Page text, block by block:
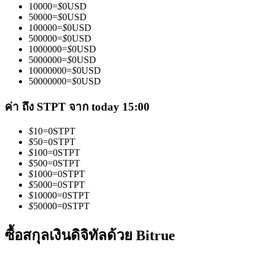
ข้อมูล
การวิเคราะห์ข้อมูลขนาดใหญ่ รวมถึงข้อมูลการค้า ฯลฯ
10000=$0USD
50000=$0USD
100000=$0USD
500000=$0USD
1000000=$0USD
5000000=$0USD
10000000=$0USD
50000000=$0USD
ค่า ถึง STPT จาก today 15:00
$10=0STPT
$50=0STPT
$100=0STPT
$500=0STPT
$1000=0STPT
$5000=0STPT
$10000=0STPT
$50000=0STPT
ซื้อสกุลเงินดิจิทัลด้วย Bitrue